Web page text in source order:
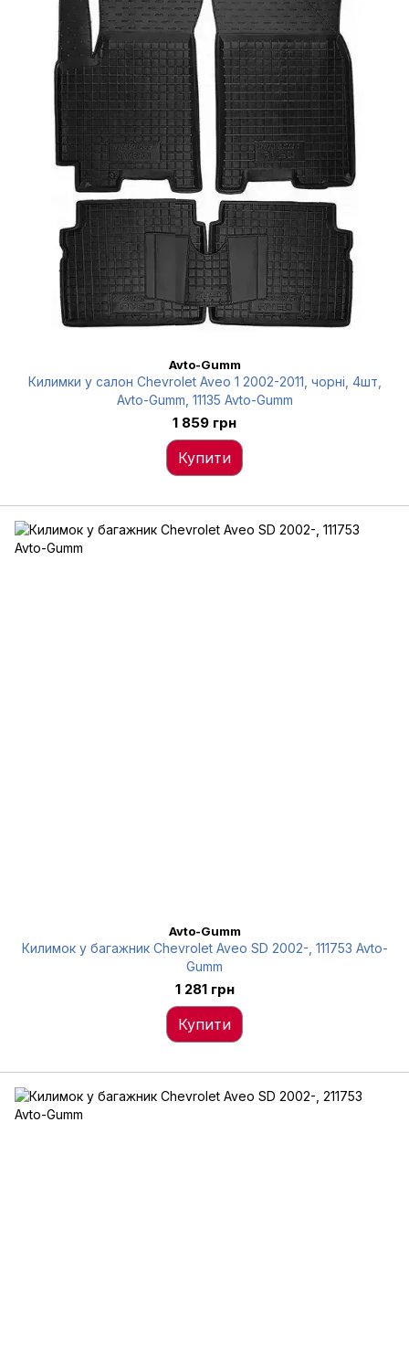
Avto-Gumm
Килимки у салон Chevrolet Aveo 1 2002-2011, чорні, 4шт,
Avto-Gumm, 11135 Avto-Gumm
1 859 грн
Купити
Avto-Gumm
Килимок у багажник Chevrolet Aveo SD 2002-, 111753 Avto-
Gumm
1 281 грн
Купити